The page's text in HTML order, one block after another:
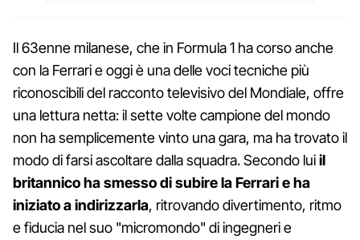
Il 63enne milanese, che in Formula 1 ha corso anche
con la Ferrari e oggi è una delle voci tecniche più
riconoscibili del racconto televisivo del Mondiale, offre
una lettura netta: il sette volte campione del mondo
non ha semplicemente vinto una gara, ma ha trovato il
modo di farsi ascoltare dalla squadra. Secondo luiil
britannico ha smesso di subire la Ferrari e ha
iniziato a indirizzarla, ritrovando divertimento, ritmo
e fiducia nel suo "micromondo" di ingegneri e